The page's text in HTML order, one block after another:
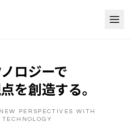
ロジーで
を創造する。
PERSPECTIVES WITH
TECHNOLOGY